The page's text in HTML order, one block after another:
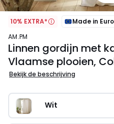
10% EXTRA*
Made in
AM.PM
Linnen gordijn met
Vlaamse plooien,
Bekijk de beschrijving
Wit